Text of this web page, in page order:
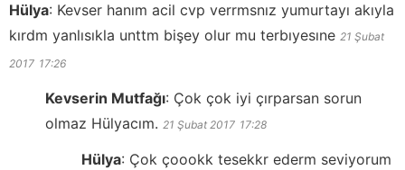
Hülya: Kevser hanım acil cvp verrmsnız yumurtayı akıyla
kırdm yanlısıkla unttm bişey olur mu terbıyesıne 21 Şubat
2017 17:26
Kevserin Mutfağı: Çok çok iyi çırparsan sorun
olmaz Hülyacım. 21 Şubat 2017 17:28
Hülya: Çok çoookk tesekkr ederm seviyorum